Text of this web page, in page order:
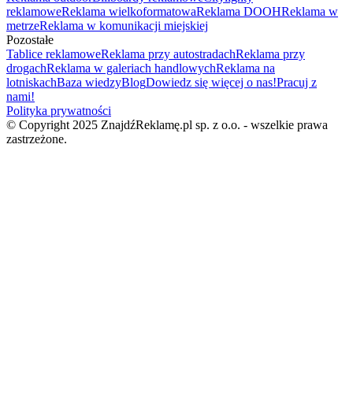
reklamoweReklama wielkoformatowaReklama DOOHReklama w
metrzeReklama w komunikacji miejskiej
Pozostałe
Tablice reklamoweReklama przy autostradachReklama przy
drogachReklama w galeriach handlowychReklama na
lotniskachBaza wiedzyBlogDowiedz się więcej o nas!Pracuj z
nami!
Polityka prywatności
© Copyright 2025 ZnajdźReklamę.pl sp. z o.o. - wszelkie prawa
zastrzeżone.